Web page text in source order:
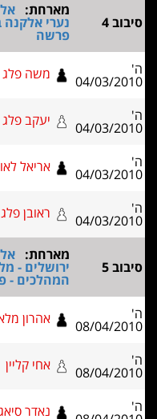
4
מארחת:אליצור
נערי אלקנה ב' -
פרשה
04/03/ משה פלג
04/03/ יעקב פלג
04/03/ אריאל לאופר
04/03/ ראובן פלג
5
מארחת:אליצור
ירושלים - מלכי
המהלכים - פרשה
08/04/ אהרון מלאכי
08/04/ אחי קליין
נאדר סיאג